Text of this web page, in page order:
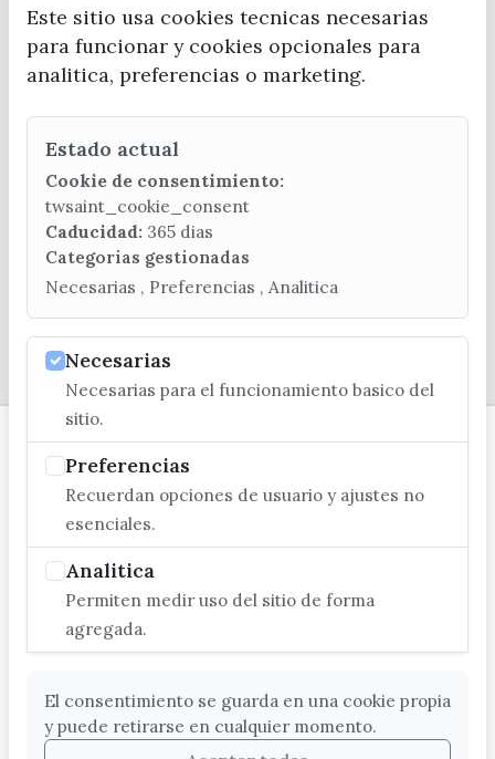
(+34) 952 541 104
turismo@velezmalaga.es
C/ Poniente, 2. CP 29740 - Torre del Mar
© EXCMO. AYUNTAMIENTO DE VÉLEZ-MÁLAGA
Este sitio usa cookies tecnicas necesarias
para funcionar y cookies opcionales para
analitica, preferencias o marketing.
Estado actual
Cookie de consentimiento:
twsaint_cookie_consent
Caducidad: 365 dias
Categorias gestionadas
Necesarias , Preferencias , Analitica
Necesarias
Necesarias para el funcionamiento basico del
sitio.
Preferencias
Recuerdan opciones de usuario y ajustes no
esenciales.
Analitica
Permiten medir uso del sitio de forma
agregada.
El consentimiento se guarda en una cookie propia
y puede retirarse en cualquier momento.